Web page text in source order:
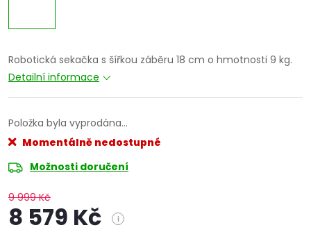
Robotická sekačka s šířkou záběru 18 cm o hmotnosti 9 kg.
Detailní informace
Položka byla vyprodána…
Momentálně nedostupné
Možnosti doručení
9 999 Kč
8 579 Kč i